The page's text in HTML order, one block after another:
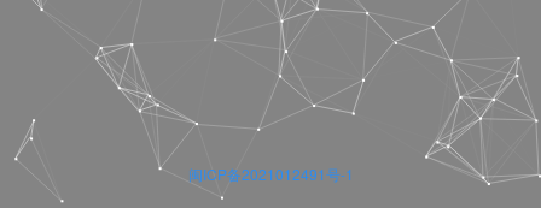
闽ICP备2021012491号-1